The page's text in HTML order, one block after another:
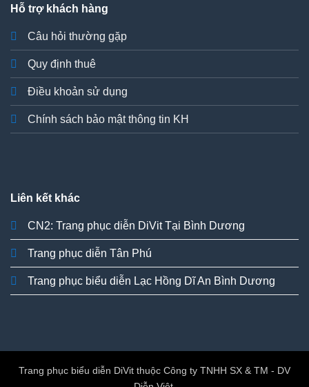
Hỗ trợ khách hàng
Câu hỏi thường gặp
Quy định thuê
Điều khoản sử dụng
Chính sách bảo mật thông tin KH
Liên kết khác
CN2: Trang phục diễn DiVit Tại Bình Dương
Trang phục diễn Tân Phú
Trang phục biểu diễn Lạc Hồng Dĩ An Bình Dương
Trang phục biểu diễn DiVit thuộc Công ty TNHH SX & TM - DV